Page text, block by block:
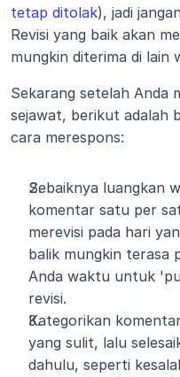
tetap ditolak), jadi
Revisi yang baik akan
mungkin diterima di lain
Sekarang setelah Anda
sejawat, berikut adalah
cara merespons:
Sebaiknya luangkan
komentar satu per
merevisi pada hari
balik mungkin terasa
Anda waktu untuk
revisi.
Kategorikan
yang sulit, lalu
dahulu, seperti